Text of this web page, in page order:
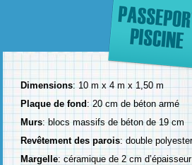
Dimensions: 10 m x 4 m x 1,50 m
Plaque de fond: 20 cm de béton armé
Murs: blocs massifs de béton de 19 cm
Revêtement des parois: double
Margelle: céramique de 2 cm